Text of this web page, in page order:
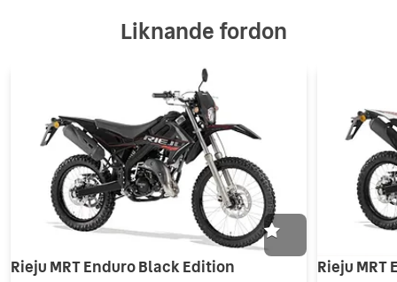
Liknande fordon
Rieju MRT Enduro Black Edition Rieju MRT